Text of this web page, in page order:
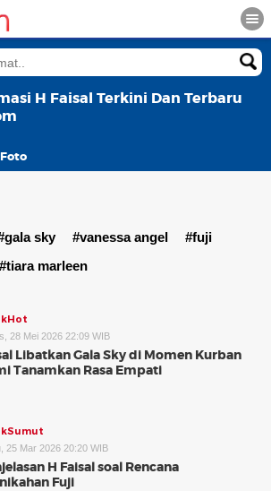
H Faisal Terkini Dan Terbaru
Foto
sky #vanessa angel
#fuji
#tiara marleen
28 Mei 2026 22:09 WIB
Libatkan Gala Sky di Momen Kurban
Tanamkan Rasa Empati
25 Mar 2026 20:20 WIB
H Faisal soal Rencana
Fuji